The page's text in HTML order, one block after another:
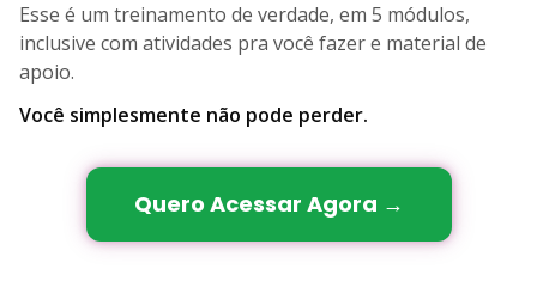
Esse é um treinamento de verdade, em 5 módulos,
inclusive com atividades pra você fazer e material de
apoio.
Você simplesmente não pode perder.
Quero Acessar Agora →